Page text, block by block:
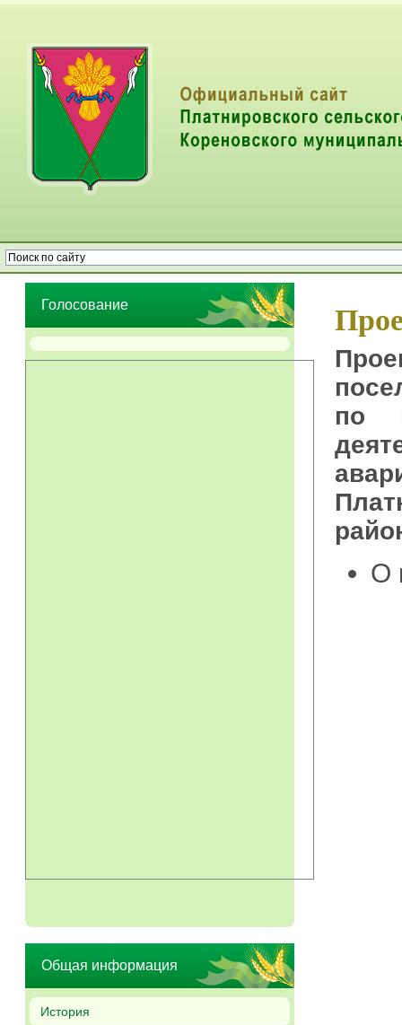
Голосование
Общая информация
История
по
О